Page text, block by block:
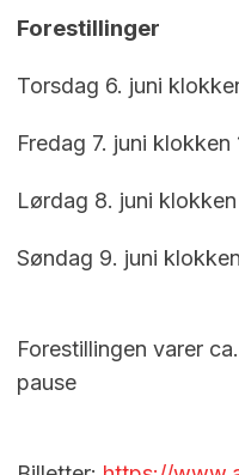
Forestillinger
Torsdag 6. juni
Fredag 7. juni klokken
Lørdag 8. juni
Søndag 9. juni
Forestillingen varer
pause